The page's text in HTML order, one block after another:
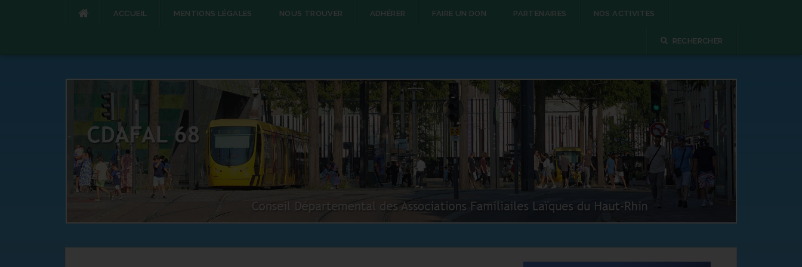
ACCUEIL MENTIONS LÉGALES NOUS TROUVER ADHÉRER FAIRE UN DON PARTENAIRES NOS ACTIVITES
RECHERCHER